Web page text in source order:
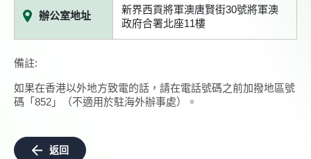
辦公室地址
新界西貢將軍澳唐賢街30號將軍澳
政府合署北座11樓
備註:
如果在香港以外地方致電的話，請在電話號碼之前加撥地區號
碼「852」（不適用於駐海外辦事處）。
返回